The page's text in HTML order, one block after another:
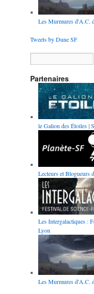
Les Murmures d'A.C.
Tweets by Dune SF
Partenaires
le Galion des Étoiles |
Lecteurs et Blogueurs
Les Intergalactiques :
Lyon
Les Murmures d'A.C.